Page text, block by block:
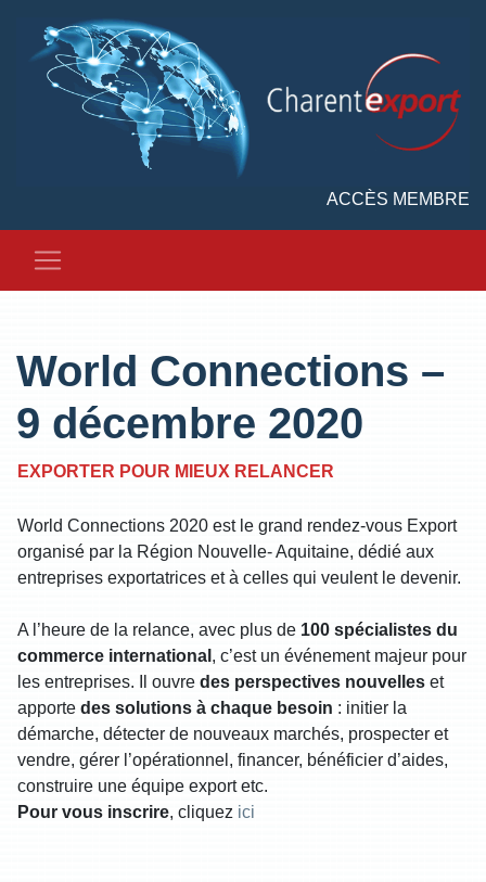
ACCÈS MEMBRE
World Connections –
9 décembre 2020
EXPORTER POUR MIEUX RELANCER
World Connections 2020 est le grand rendez-vous Export
organisé par la Région Nouvelle- Aquitaine, dédié aux
entreprises exportatrices et à celles qui veulent le devenir.
A l’heure de la relance, avec plus de 100 spécialistes du
commerce international , c’est un événement majeur pour
les entreprises. Il ouvre des perspectives nouvelles et
apporte des solutions à chaque besoin : initier la
démarche, détecter de nouveaux marchés, prospecter et
vendre, gérer l’opérationnel, financer, bénéficier d’aides,
construire une équipe export etc.
Pour vous inscrire, cliquez ici